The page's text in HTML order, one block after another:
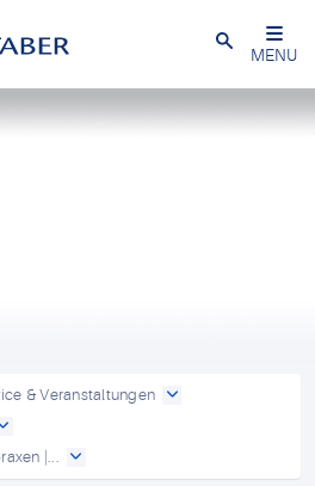
Schließen
MENU
& Veranstaltungen
|...